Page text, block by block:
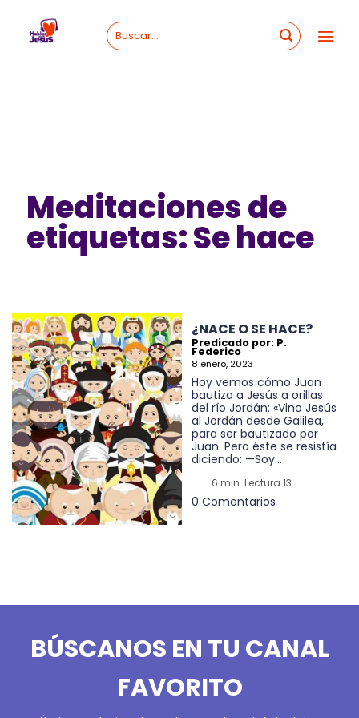
content
Meditaciones de
etiquetas: Se hace
¿NACE O SE HACE?
Predicado por: P.
Federico
8 enero, 2023
Hoy vemos cómo Juan
bautiza a Jesús a orillas
del río Jordán: «Vino Jesús
al Jordán desde Galilea,
para ser bautizado por
Juan. Pero éste se resistía
diciendo: —Soy...
6 min. Lectura 13
0 Comentarios
BÚSCANOS EN TU CANAL
FAVORITO